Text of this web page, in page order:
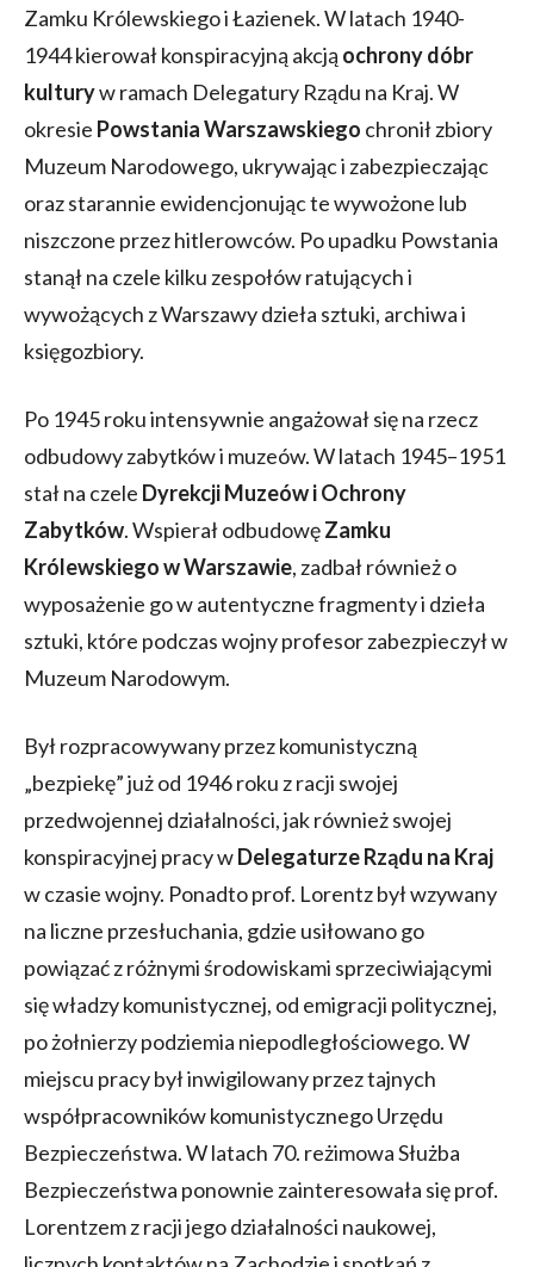
Zamku Królewskiego i Łazienek. W latach 1940-
1944 kierował konspiracyjną akcją ochrony dóbr
kulturyw ramach Delegatury Rządu na Kraj. W
okresie Powstania Warszawskiego chronił zbiory
Muzeum Narodowego, ukrywając i zabezpieczając
oraz starannie ewidencjonując te wywożone lub
niszczone przez hitlerowców. Po upadku Powstania
stanął na czele kilku zespołów ratujących i
wywożących z Warszawy dzieła sztuki, archiwa i
księgozbiory.
Po 1945 roku intensywnie angażował się na rzecz
odbudowy zabytków i muzeów. W latach 1945–1951
stał na czele Dyrekcji Muzeów i Ochrony
Zabytków. Wspierał odbudowęZamku
Królewskiego w Warszawie, zadbał również o
wyposażenie go w autentyczne fragmenty i dzieła
sztuki, które podczas wojny profesor zabezpieczył w
Muzeum Narodowym.
Był rozpracowywany przez komunistyczną
„bezpiekę” już od 1946 roku z racji swojej
przedwojennej działalności, jak również swojej
konspiracyjnej pracy wDelegaturze Rządu na Kraj
w czasie wojny. Ponadto prof. Lorentz był wzywany
na liczne przesłuchania, gdzie usiłowano go
powiązać z różnymi środowiskami sprzeciwiającymi
się władzy komunistycznej, od emigracji politycznej,
po żołnierzy podziemia niepodległościowego. W
miejscu pracy był inwigilowany przez tajnych
współpracowników komunistycznego Urzędu
Bezpieczeństwa. W latach 70. reżimowa Służba
Bezpieczeństwa ponownie zainteresowała się prof.
Lorentzem z racji jego działalności naukowej,